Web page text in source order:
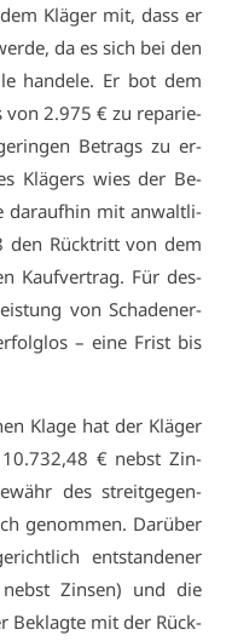
Klä­ger mit, dass er
da es sich bei den
han­de­le. Er bot dem
von 2.975 € zu re­pa­rie­
Be­trags zu er­
Klä­gers wies der Be­
dar­auf­hin mit an­walt­li­
den Rück­tritt von dem
Kauf­ver­trag. Für des­
von Scha­den­er­
– ei­ne Frist bis
Kla­ge hat der Klä­ger
€ nebst Zin­
des streit­ge­gen­
ge­nom­men. Dar­über
ent­stan­de­ner
Zin­sen) und die
Be­klag­te mit der Rück­